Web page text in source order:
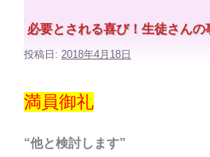
必要とされる喜び！生徒さんの
投稿日: 2018年4月18日
満員御礼
“他と検討します”